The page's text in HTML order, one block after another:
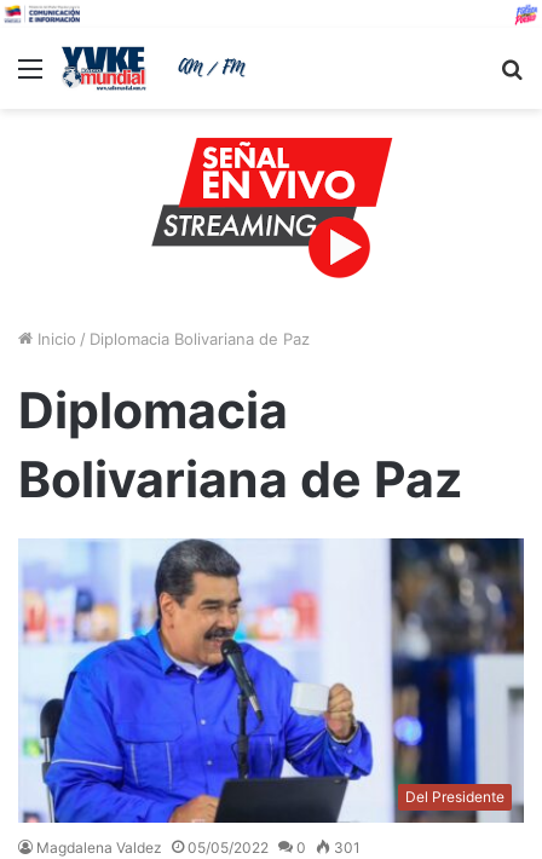
Menu
Inicio / Diplomacia Bolivariana de Paz
Diplomacia
Bolivariana de Paz
Del Presidente
Magdalena Valdez 05/05/2022 0 301